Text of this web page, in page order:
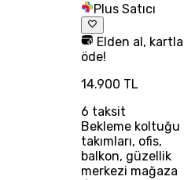
Plus Satıcı
Elden al, kartla
öde!
14.900 TL
6 taksit
Bekleme koltuğu
takımları, ofis,
balkon, güzellik
merkezi mağaza